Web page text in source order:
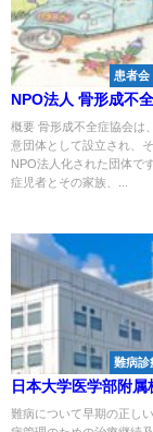
患者会
NPO法人 骨形成不
概要 骨形成不全症協会は
意団体として設立され、
NPO法人化された団体で
症児者とその家族、...
難病診
日本大学医学部附属
難病について早期の正し